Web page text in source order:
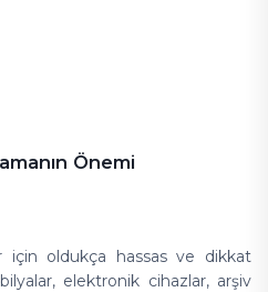
Önemi
için oldukça hassas ve dikkat
elektronik cihazlar, arşiv